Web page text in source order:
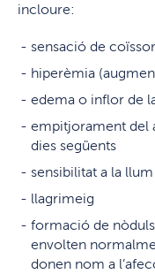
incloure:
sensació de
hiperèmia
edema o inflor de
empitjorament del
dies següents
sensibilitat a la llum
llagrimeig
formació de
envolten
donen nom a